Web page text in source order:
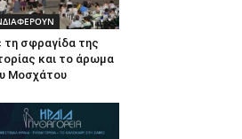
τη σφραγίδα της
και το άρωμα
Μοσχάτου